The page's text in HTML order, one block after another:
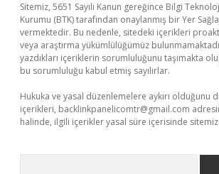
Sitemiz, 5651 Sayılı Kanun gereğince Bilgi
Kurumu (BTK) tarafından onaylanmış bir Yer
vermektedir. Bu nedenle, sitedeki içerikleri
veya araştırma yükümlülüğümüz
yazdıkları içeriklerin sorumluluğunu taşımakta
bu sorumluluğu kabul etmiş sayılırlar.
Hukuka ve yasal düzenlemelere aykırı olduğunu
içerikleri, backlinkpanelicomtr@gmail.com
halinde, ilgili içerikler yasal süre içerisinde